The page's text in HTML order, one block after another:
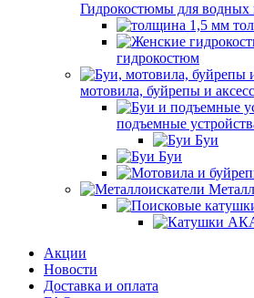
Гидрокостюмы для водных
гидрокостюм
мотовила, буйрепы и
подъемные
Буи
Буи
Акции
Новости
Доставка и оплата